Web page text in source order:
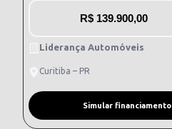
R$ 139.900,00
Liderança Automóveis
Curitiba – PR
Simular financiamento